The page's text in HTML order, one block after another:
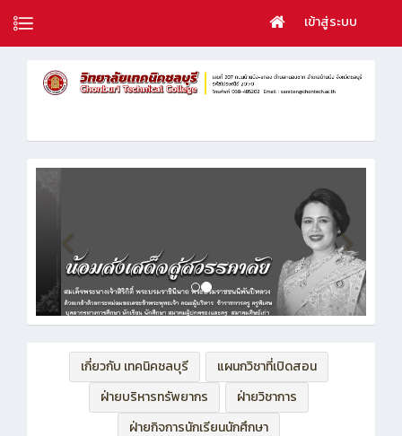
เข้าสู่ระบบ
เกี่ยวกับ เทคนิคชลบุรี
แผนกวิชาที่เปิดสอน
ฝ่ายบริหารทรัพยากร
ฝ่ายวิชาการ